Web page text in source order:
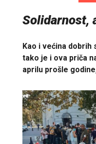
Solidarnost,
Kao i većina
tako je i ova priča
aprilu prošle